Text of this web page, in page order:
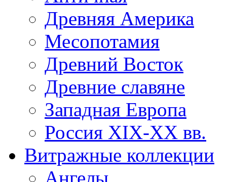
Древняя Америка
Месопотамия
Древний Восток
Древние славяне
Западная Европа
Россия XIX-XX вв.
Витражные коллекции